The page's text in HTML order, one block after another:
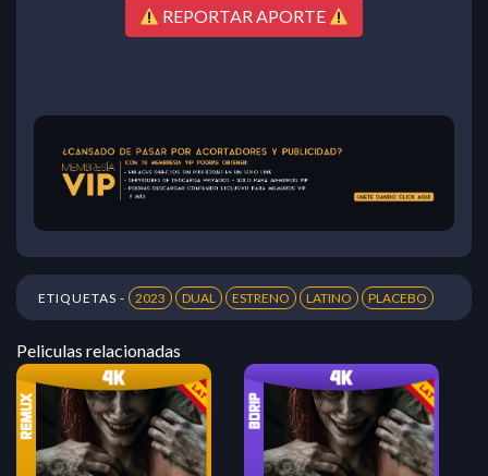
REPORTAR APORTE
ETIQUETAS - 2023 DUAL ESTRENO LATINO PLACEBO
Peliculas relacionadas